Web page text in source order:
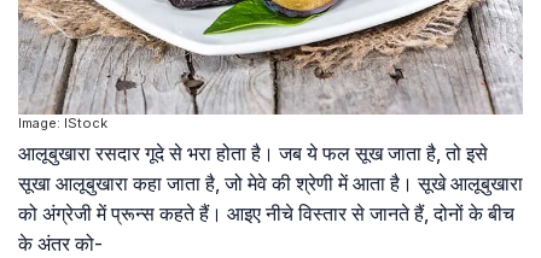
Image: IStock
आलूबुखारा रसदार गूदे से भरा होता है। जब ये फल सूख जाता है, तो इसे
सूखा आलूबुखारा कहा जाता है, जो मेवे की श्रेणी में आता है। सूखे आलूबुखारा
को अंग्रेजी में प्रून्स कहते हैं। आइए नीचे विस्तार से जानते हैं, दोनों के बीच
के अंतर को-